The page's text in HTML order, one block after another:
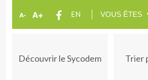
EN VOUS ÊTES
Découvrir le Sycodem Trier